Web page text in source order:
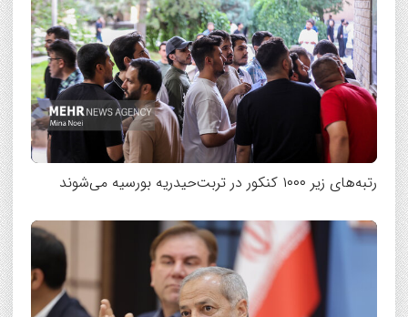
رتبه‌های زیر ۱۰۰۰ کنکور در تربت‌حیدریه بورسیه می‌شوند